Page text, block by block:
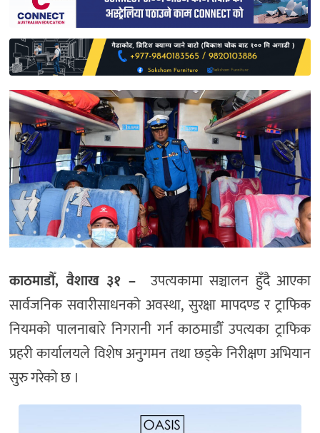
English
काठमाडौँ, वैशाख ३१ –उपत्यकामा सञ्चालन हुँदै आएका
सार्वजनिक सवारीसाधनको अवस्था, सुरक्षा मापदण्ड र ट्राफिक
नियमको पालनाबारे निगरानी गर्न काठमाडौँ उपत्यका ट्राफिक
प्रहरी कार्यालयले विशेष अनुगमन तथा छड्के निरीक्षण अभियान
सुरु गरेको छ ।